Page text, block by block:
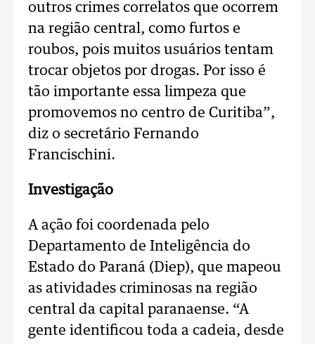
outros crimes correlatos que ocorrem
na região central, como furtos e
roubos, pois muitos usuários tentam
trocar objetos por drogas. Por isso é
tão importante essa limpeza que
promovemos no centro de Curitiba”,
diz o secretário Fernando
Francischini.
Investigação
A ação foi coordenada pelo
Departamento de Inteligência do
Estado do Paraná (Diep), que mapeou
as atividades criminosas na região
central da capital paranaense. “A
gente identificou toda a cadeia, desde